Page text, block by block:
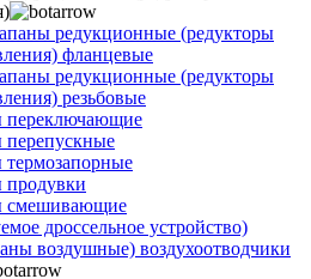
редукционные (редукторы
фланцевые
редукционные (редукторы
резьбовые
переключающие
смешивающие
дроссельное устройство)
воздушные) воздухоотводчики